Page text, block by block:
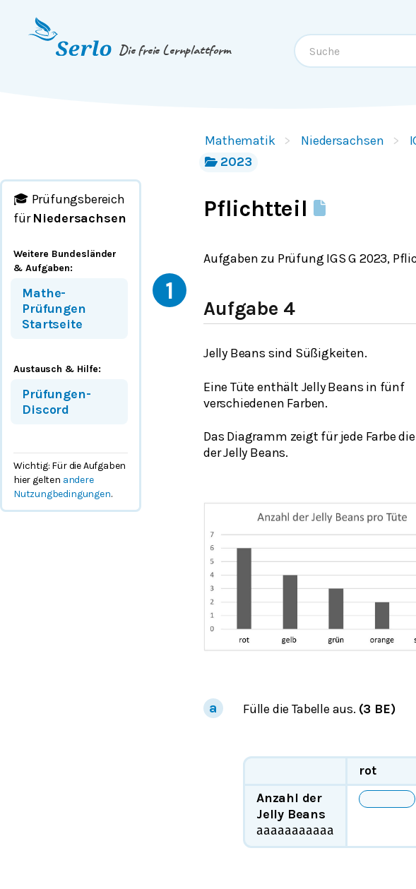
Springe zum
Die freie Lernplattform
Mathematik Niedersachsen
2023
Pflichtteil
🎓 Prüfungsbereich
für Niedersachsen
Weitere Bundesländer
& Aufgaben:
Mathe-
Prüfungen
Startseite
Austausch & Hilfe:
Prüfungen-
Discord
Wichtig: Für die Aufgaben
hier gelten andere
Nutzungbedingungen.
Aufgaben zu Prüfung IGS G 2023,
1
Aufgabe 4
Jelly Beans sind Süßigkeiten.
Eine Tüte enthält Jelly Beans in fünf
verschiedenen Farben.
Das Diagramm zeigt für jede Farbe
der Jelly Beans.
Fülle die Tabelle aus. (3 BE)
rot
Anzahl der
Jelly Beans
aaaaaaaaaaa